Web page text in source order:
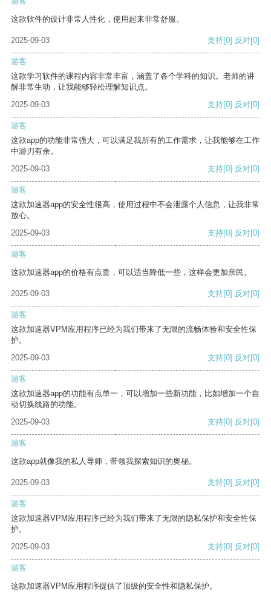
这款软件的设计非常人性化，使用起来非常舒服。
2025-09-03 支持[0] 反对[0]
游客
这款学习软件的课程内容非常丰富，涵盖了各个学科的知识。老师的讲
解非常生动，让我能够轻松理解知识点。
2025-09-03
支持[0] 反对[0]
游客
这款app的功能非常强大，可以满足我所有的工作需求，让我能够在工作
中游刃有余。
2025-09-03
支持[0] 反对[0]
游客
这款加速器app的安全性很高，使用过程中不会泄露个人信息，让我非常
放心。
2025-09-03
支持[0] 反对[0]
游客
这款加速器app的价格有点贵，可以适当降低一些，这样会更加亲民。
2025-09-03 支持[0] 反对[0]
游客
这款加速器VPM应用程序已经为我们带来了无限的流畅体验和安全性保
护。
2025-09-03
支持[0] 反对[0]
游客
这款加速器app的功能有点单一，可以增加一些新功能，比如增加一个自
动切换线路的功能。
2025-09-03
支持[0] 反对[0]
游客
这款app就像我的私人导师，带领我探索知识的奥秘。
2025-09-03 支持[0] 反对[0]
游客
这款加速器VPM应用程序已经为我们带来了无限的隐私保护和安全性保
护。
2025-09-03
支持[0] 反对[0]
游客
这款加速器VPM应用程序提供了顶级的安全性和隐私保护。